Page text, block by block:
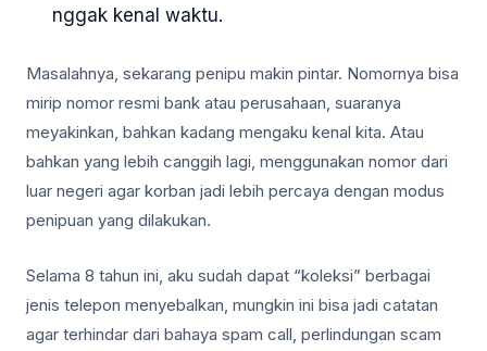
nggak kenal waktu.
Masalahnya, sekarang penipu makin pintar. Nomornya bisa
mirip nomor resmi bank atau perusahaan, suaranya
meyakinkan, bahkan kadang mengaku kenal kita. Atau
bahkan yang lebih canggih lagi, menggunakan nomor dari
luar negeri agar korban jadi lebih percaya dengan modus
penipuan yang dilakukan.
Selama 8 tahun ini, aku sudah dapat “koleksi” berbagai
jenis telepon menyebalkan, mungkin ini bisa jadi catatan
agar terhindar dari bahaya spam call, perlindungan scam